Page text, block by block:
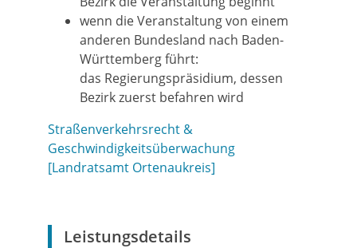
wenn die Veranstaltung von einem
anderen Bundesland nach Baden-
Württemberg führt:
das Regierungspräsidium, dessen
Bezirk zuerst befahren wird
Straßenverkehrsrecht &
Geschwindigkeitsüberwachung
[Landratsamt Ortenaukreis]
Leistungsdetails